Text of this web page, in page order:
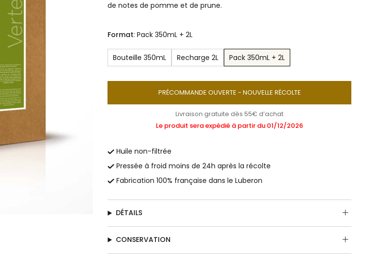
de notes de pomme et de prune.
Format: Pack 350mL + 2L
Bouteille 350mL Recharge 2L Pack 350mL + 2L
PRÉCOMMANDE OUVERTE - NOUVELLE RÉCOLTE
Livraison gratuite dès 55€ d’achat
Le produit sera expédié à partir du 01/12/2026
Huile non-filtrée
Pressée à froid moins de 24h après la récolte
Fabrication 100% française dans le Luberon
DÉTAILS
CONSERVATION